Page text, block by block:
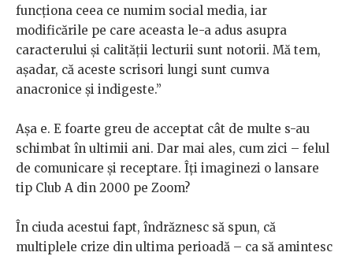
funcționa ceea ce numim social media, iar
modificările pe care aceasta le-a adus asupra
caracterului și calității lecturii sunt notorii. Mă tem,
așadar, că aceste scrisori lungi sunt cumva
anacronice și indigeste.”
Așa e. E foarte greu de acceptat cât de multe s-au
schimbat în ultimii ani. Dar mai ales, cum zici – felul
de comunicare și receptare. Îți imaginezi o lansare
tip Club A din 2000 pe Zoom?
În ciuda acestui fapt, îndrăznesc să spun, că
multiplele crize din ultima perioadă – ca să amintesc